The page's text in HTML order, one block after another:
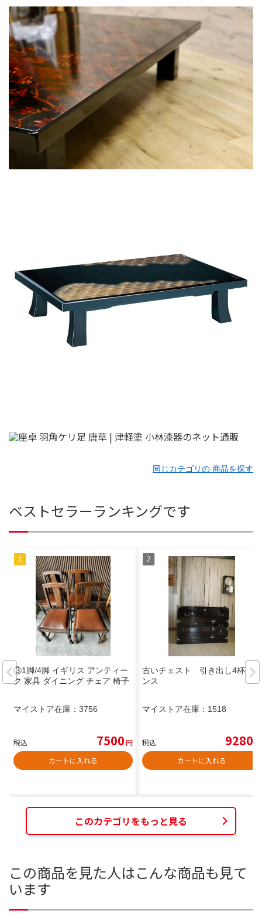
同じカテゴリの 商品を探す
ベストセラーランキングです
③1脚/4脚 イギリス アンティー
ク 家具 ダイニング チェア 椅子
マイストア在庫： 3756
税込 7500円
カートに入れる
古いチェスト 引き出し4杯 タ
ンス
マイストア在庫： 1518
税込 9280
カートに入れる
このカテゴリをもっと見る
この商品を見た人はこんな商品も見て
います